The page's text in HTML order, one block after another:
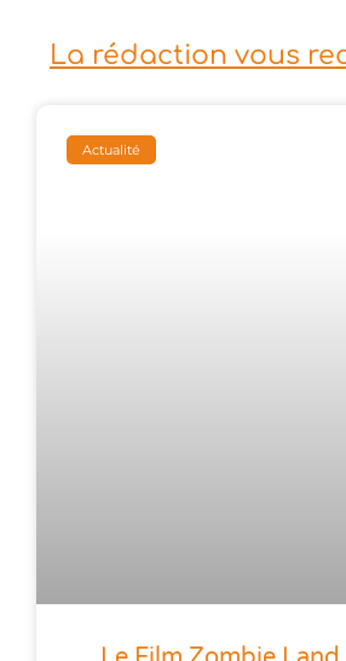
La rédaction vous
Actualité